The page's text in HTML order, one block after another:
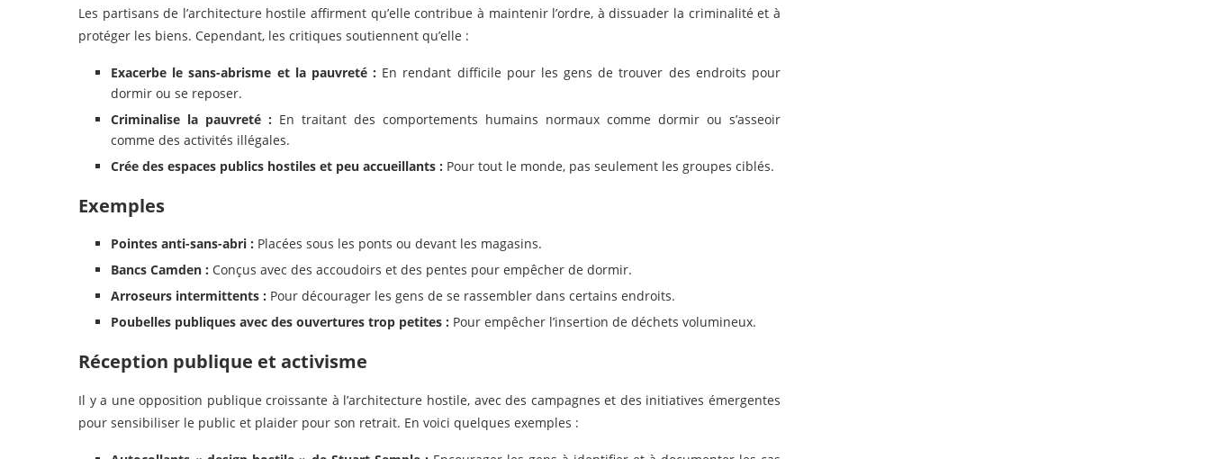
Les partisans de l’architecture hostile affirment qu’elle contribue à maintenir l’ordre, à dissuader la criminalité et à
protéger les biens. Cependant, les critiques soutiennent qu’elle :
Exacerbe le sans-abrisme et la pauvreté : En rendant difficile pour les gens de trouver des endroits pour
dormir ou se reposer.
Criminalise la pauvreté : En traitant des comportements humains normaux comme dormir ou s’asseoir
comme des activités illégales.
Crée des espaces publics hostiles et peu accueillants : Pour tout le monde, pas seulement les groupes ciblés.
Exemples
Pointes anti-sans-abri : Placées sous les ponts ou devant les magasins.
Bancs Camden : Conçus avec des accoudoirs et des pentes pour empêcher de dormir.
Arroseurs intermittents : Pour décourager les gens de se rassembler dans certains endroits.
Poubelles publiques avec des ouvertures trop petites : Pour empêcher l’insertion de déchets volumineux.
Réception publique et activisme
Il y a une opposition publique croissante à l’architecture hostile, avec des campagnes et des initiatives émergentes
pour sensibiliser le public et plaider pour son retrait. En voici quelques exemples :